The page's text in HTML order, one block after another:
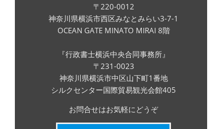
〒220-0012
神奈川県横浜市西区みなとみらい3-7-1
OCEAN GATE MINATO MIRAI 8階
『行政書士横浜中央合同事務所』
〒231-0023
神奈川県横浜市中区山下町1番地
シルクセンター国際貿易観光会館405
お問合せはお気軽にどうぞ